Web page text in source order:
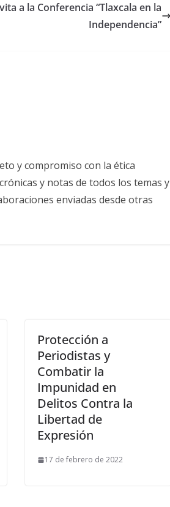
a la Conferencia “Tlaxcala en la
Independencia”
y compromiso con la ética
y notas de todos los temas y
enviadas desde otras
Protección a
Periodistas y
Combatir la
Impunidad en
Delitos Contra la
Libertad de
Expresión
17 de febrero de 2022